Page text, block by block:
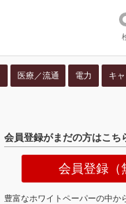
医療／流通 電力 キ
会員登録がまだの方はこち
会員登録（
豊富なホワイトペーパーの中か